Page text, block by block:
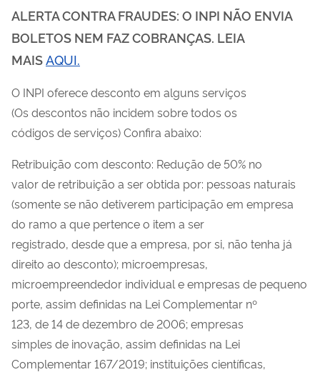
ALERTA CONTRA FRAUDES: O INPI NÃO ENVIA
BOLETOS NEM FAZ COBRANÇAS. LEIA
MAISAQUI.
O INPI oferece desconto em alguns serviços
(Os descontos não incidem sobre todos os
códigos de serviços) Confira abaixo:
Retribuição com desconto: Redução de 50% no
valor de retribuição a ser obtida por: pessoas naturais
(somente se não detiverem participação em empresa
do ramo a que pertence o item a ser
registrado, desde que a empresa, por si, não tenha já
direito ao desconto); microempresas,
microempreendedor individual e empresas de pequeno
porte, assim definidas na Lei Complementar nº
123, de 14 de dezembro de 2006; empresas
simples de inovação, assim definidas na Lei
Complementar 167/2019; instituições científicas,